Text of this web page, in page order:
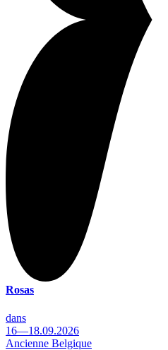
Rosas
dans
16—18.09.2026
Ancienne Belgique